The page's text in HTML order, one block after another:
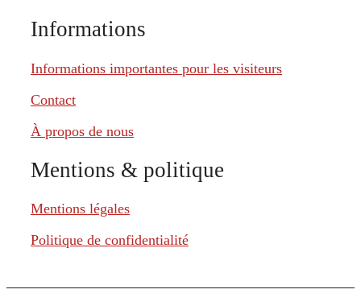
Informations
Informations importantes pour les visiteurs
Contact
À propos de nous
Mentions & politique
Mentions légales
Politique de confidentialité